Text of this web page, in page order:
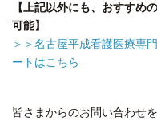
【上記以外にも、おすすめ
可能】
＞＞名古屋平成看護医療専
ートはこちら
皆さまからのお問い合わせ